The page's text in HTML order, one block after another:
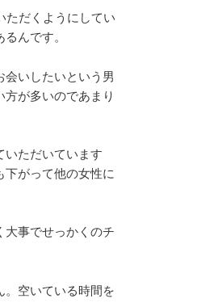
ただくようにしてい
んです。
いしたいという男
が多いのであまり
いただいています
がって他の女性に
事でせっかくのチ
。空いている時間を